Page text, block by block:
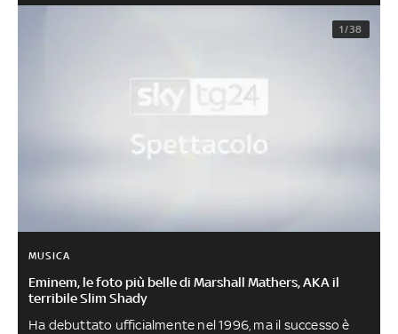
1/38
MUSICA
Eminem, le foto più belle di Marshall Mathers, AKA il
terribile Slim Shady
Ha debuttato ufficialmente nel 1996, ma il successo è